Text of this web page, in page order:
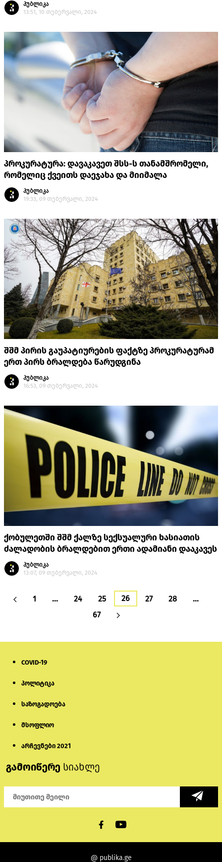
პუბლიკა
13:51, 10 თებერვალი, 2024
პროკურატურა: დავაკავეთ შსს-ს თანამშრომელი,
რომელიც ქვეითს დაეჯახა და მიიმალა
პუბლიკა
19:33, 09 თებერვალი, 2024
შშმ პირის გაუპატიურების ფაქტზე პროკურატურამ
ერთ პირს ბრალდება წარუდგინა
პუბლიკა
16:53, 09 თებერვალი, 2024
ქობულეთში შშმ ქალზე სექსუალური ხასიათის
ძალადობის ბრალდებით ერთი ადამიანი დააკავეს
პუბლიკა
13:07, 09 თებერვალი, 2024
1 … 24 25 26 27 28
…
67
COVID-19
პოლიტიკა
საზოგადოება
მსოფლიო
არჩევნები 2021
გამოიწერე სიახლე
@ publika.ge